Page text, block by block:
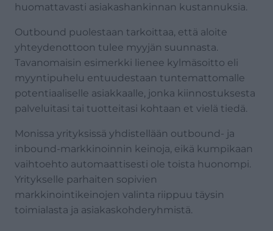
huomattavasti asiakashankinnan kustannuksia.
Outbound puolestaan tarkoittaa, että aloite
yhteydenottoon tulee myyjän suunnasta.
Tavanomaisin esimerkki lienee kylmäsoitto eli
myyntipuhelu entuudestaan tuntemattomalle
potentiaaliselle asiakkaalle, jonka kiinnostuksesta
palveluitasi tai tuotteitasi kohtaan et vielä tiedä.
Monissa yrityksissä yhdistellään outbound- ja
inbound-markkinoinnin keinoja, eikä kumpikaan
vaihtoehto automaattisesti ole toista huonompi.
Yritykselle parhaiten sopivien
markkinointikeinojen valinta riippuu täysin
toimialasta ja asiakaskohderyhmistä.